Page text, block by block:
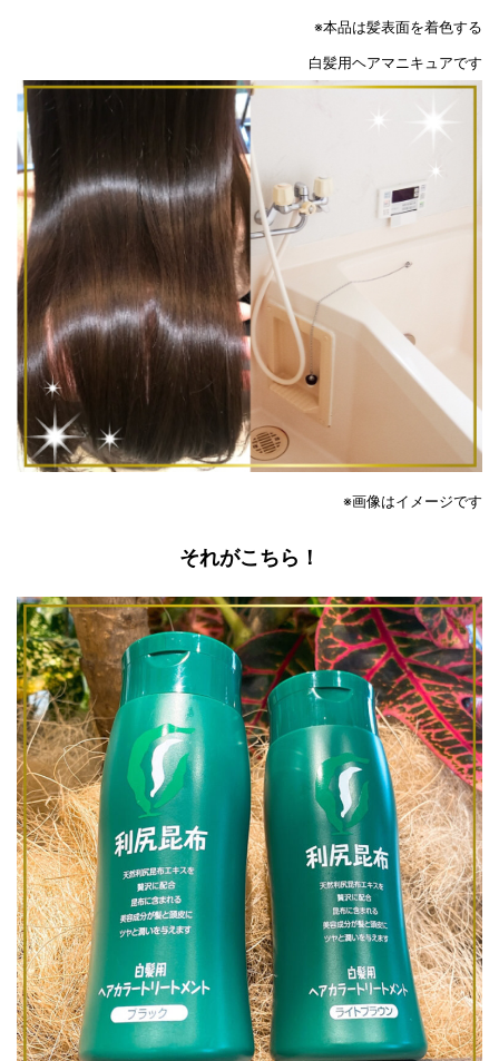
※本品は髪表面を着色する
白髪用ヘアマニキュアです
※画像はイメージです
それがこちら！